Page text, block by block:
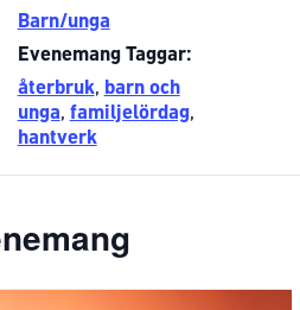
Barn/unga
Evenemang Taggar:
återbruk, barn och
unga, familjelördag,
hantverk